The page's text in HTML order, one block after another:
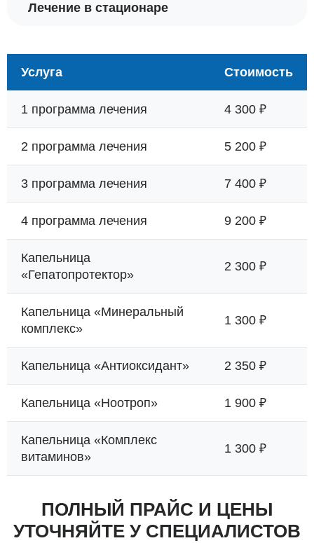
Лечение в стационаре
Услуга Стоимость
1 программа лечения 4 300 ₽
2 программа лечения 5 200 ₽
3 программа лечения 7 400 ₽
4 программа лечения 9 200 ₽
Капельница
«Гепатопротектор»
2 300 ₽
Капельница «Минеральный
комплекс»
1 300 ₽
Капельница «Антиоксидант» 2 350 ₽
Капельница «Ноотроп» 1 900 ₽
Капельница «Комплекс
витаминов»
1 300 ₽
ПОЛНЫЙ ПРАЙС И ЦЕНЫ
УТОЧНЯЙТЕ У СПЕЦИАЛИСТОВ